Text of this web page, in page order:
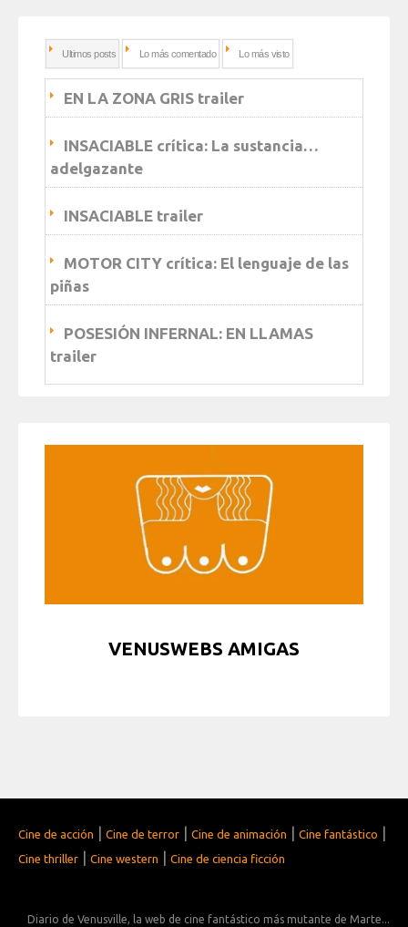
Ultimos posts Lo más comentado Lo más visto
EN LA ZONA GRIS trailer
INSACIABLE crítica: La sustancia…
adelgazante
INSACIABLE trailer
MOTOR CITY crítica: El lenguaje de las
piñas
POSESIÓN INFERNAL: EN LLAMAS
trailer
VENUSWEBS AMIGAS
Cine de acción Cine de terror Cine de animación Cine fantástico
Cine thriller Cine western Cine de ciencia ficción
Diario de Venusville, la web de cine fantástico más mutante de Marte...